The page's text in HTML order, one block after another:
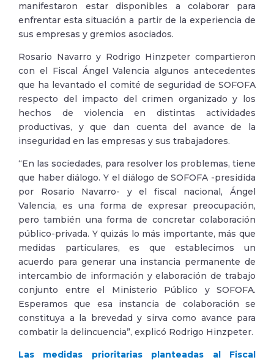
manifestaron estar disponibles a colaborar para
enfrentar esta situación a partir de la experiencia de
sus empresas y gremios asociados.
Rosario Navarro y Rodrigo Hinzpeter compartieron
con el Fiscal Ángel Valencia algunos antecedentes
que ha levantado el comité de seguridad de SOFOFA
respecto del impacto del crimen organizado y los
hechos de violencia en distintas actividades
productivas, y que dan cuenta del avance de la
inseguridad en las empresas y sus trabajadores.
“En las sociedades, para resolver los problemas, tiene
que haber diálogo. Y el diálogo de SOFOFA -presidida
por Rosario Navarro- y el fiscal nacional, Ángel
Valencia, es una forma de expresar preocupación,
pero también una forma de concretar colaboración
público-privada. Y quizás lo más importante, más que
medidas particulares, es que establecimos un
acuerdo para generar una instancia permanente de
intercambio de información y elaboración de trabajo
conjunto entre el Ministerio Público y SOFOFA.
Esperamos que esa instancia de colaboración se
constituya a la brevedad y sirva como avance para
combatir la delincuencia”, explicó Rodrigo Hinzpeter.
Las medidas prioritarias planteadas al Fiscal